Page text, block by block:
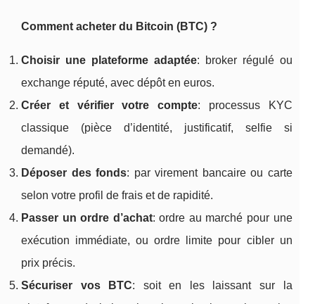
Comment acheter du Bitcoin (BTC) ?
Choisir une plateforme adaptée: broker régulé ou
exchange réputé, avec dépôt en euros.
Créer et vérifier votre compte: processus KYC
classique (pièce d’identité, justificatif, selfie si
demandé).
Déposer des fonds: par virement bancaire ou carte
selon votre profil de frais et de rapidité.
Passer un ordre d’achat: ordre au marché pour une
exécution immédiate, ou ordre limite pour cibler un
prix précis.
Sécuriser vos BTC: soit en les laissant sur la